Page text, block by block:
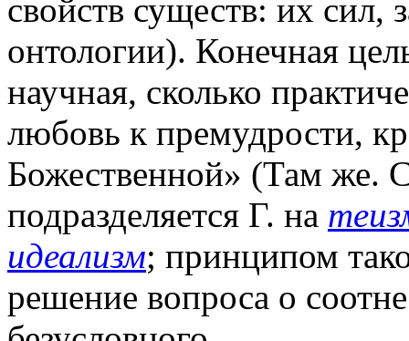
свойств существ: их сил,
онтологии). Конечная
научная, сколько
любовь к премудрости,
Божественной» (Там же.
подразделяется Г. на
идеализм; принципом
решение вопроса о